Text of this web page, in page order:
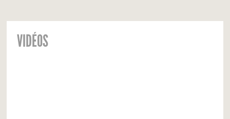
VIDÉOS